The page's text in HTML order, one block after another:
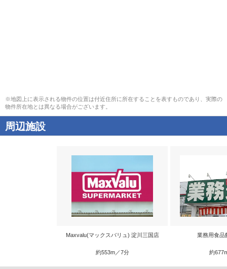
※地図上に表示される物件の位置は付近住所に所在することを表すものであり、実際の
物件所在地とは異なる場合がございます。
周辺施設
Maxvalu(マックスバリュ) 淀川三国店
約553m／7分
業務用食品
約